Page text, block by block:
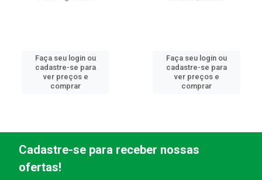
Faça seu login ou
cadastre-se para
ver preços e
comprar
Faça seu login ou
cadastre-se para
ver preços e
comprar
Cadastre-se para receber nossas
ofertas!